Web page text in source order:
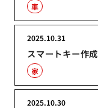
車
スマートキー作
2025.10.31
家
2025.10.30